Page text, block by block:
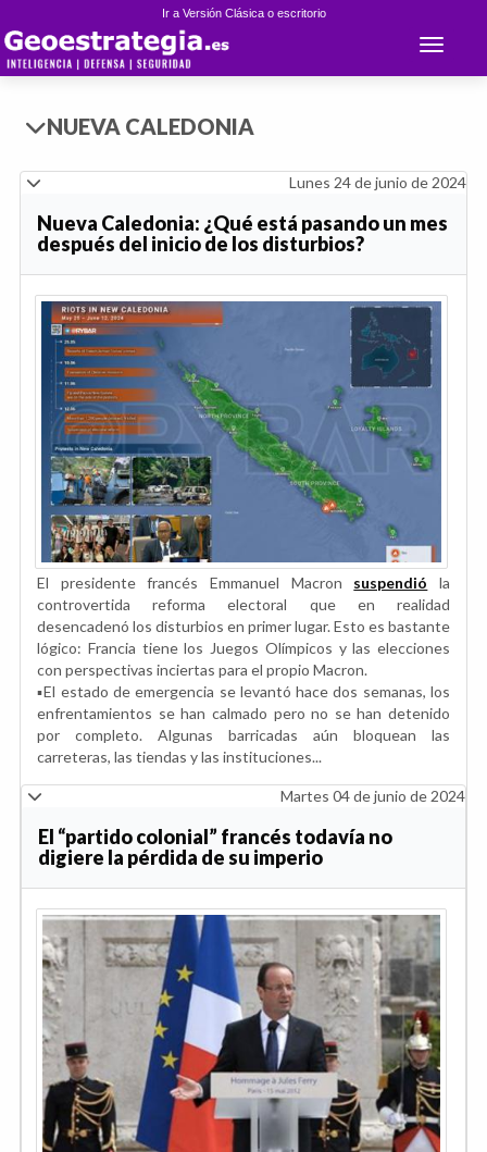
Ir a Versión Clásica o escritorio
Toggle
NUEVA CALEDONIA
Lunes 24 de junio de 2024
Nueva Caledonia: ¿Qué está pasando un mes
después del inicio de los disturbios?
El presidente francés Emmanuel Macron suspendió la
controvertida reforma electoral que en realidad
desencadenó los disturbios en primer lugar. Esto es bastante
lógico: Francia tiene los Juegos Olímpicos y las elecciones
con perspectivas inciertas para el propio Macron.
▪️El estado de emergencia se levantó hace dos semanas, los
enfrentamientos se han calmado pero no se han detenido
por completo. Algunas barricadas aún bloquean las
carreteras, las tiendas y las instituciones...
Martes 04 de junio de 2024
El “partido colonial” francés todavía no
digiere la pérdida de su imperio